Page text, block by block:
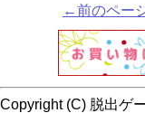
←前のペー
Copyright (C) 脱出ゲ